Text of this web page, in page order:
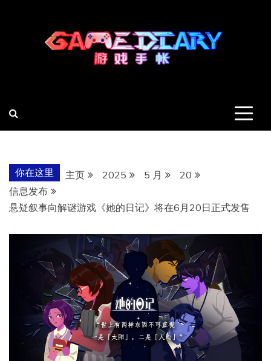
你在这里 主页 2025 5 月
20
信息发布
悬疑叙事向解谜游戏《她的日记》将在6月20日正式发售